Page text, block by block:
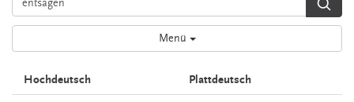
Menü
Hochdeutsch Plattdeutsch